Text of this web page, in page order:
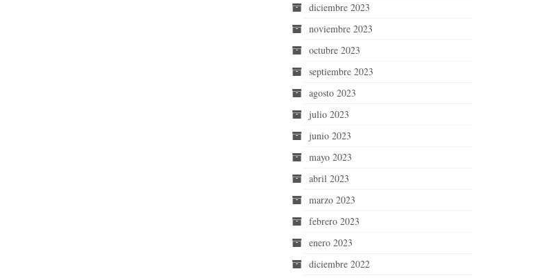
diciembre 2023
noviembre 2023
octubre 2023
septiembre 2023
agosto 2023
julio 2023
junio 2023
mayo 2023
abril 2023
marzo 2023
febrero 2023
enero 2023
diciembre 2022